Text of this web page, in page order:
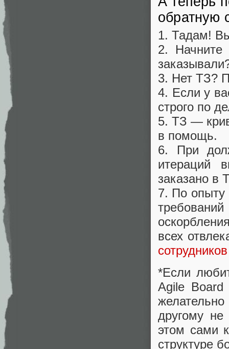
обратную
1. Тадам!
2.
3. Нет ТЗ?
4. Если у
строго по
5. ТЗ —
в помощь.
6. При
итераций
заказано в
7. По опыту
всех
*Если
Agile Board
другому
этом сами
структуре